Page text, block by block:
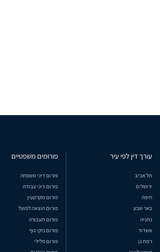
עורך דין לפי עיר
תל אביב
ירושלים
חיפה
באר שבע
נתניה
אשדוד
רמת גן
פורומים משפטיים
פורום דיני משפחה
פורום דיני עבודה
פורום מקרקעין
פורום הוצאה לפועל
פורום תעבורה
פורום נזקי גוף
פורום פלילי